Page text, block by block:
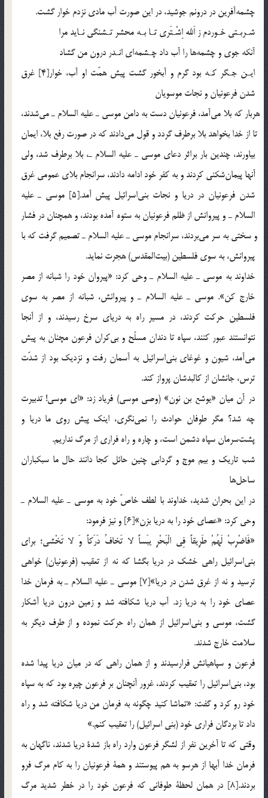
چشمه‎آفرين در درونم جوشيد، در اين صورت آب مادي نزدم خوار گشت.
شـربـتي خـوردم ز اَلله اِشْـتَري تـا بـه محشر تـشنگي نـايد مرا
آنكه جوي و چشمه‎ها را آب داد چـشمه‎اي انـدر درون من گشاد
ايـن جـگر كـه بود گرم و آبخور گشت پيش همّت او آب، خوار[4] غرق
شدن فرعونيان و نجات موسويان
هربار كه بلا مي‎آمد، فرعونيان دست به دامن موسي ـ عليه السلام ـ مي‎شدند،
تا از خدا بخواهد بلا برطرف گردد و قول مي‎دادند كه در صورت رفع بلا، ايمان
بياورند، چندين بار براثر دعاي موسي ـ عليه السلام ـ، بلا برطرف شد، ولي
آنها پيمان‎شكني كردند و به كفر خود ادامه دادند، سرانجام بلاي عمومي غرق
شدن فرعونيان در دريا و نجات بني‎اسرائيل پيش آمد.[5] موسي ـ عليه
السلام ـ و پيروانش از ظلم فرعونيان به ستوه آمده بودند، و همچنان در فشار
و سختي به سر مي‎بردند، سرانجام موسي ـ عليه السلام ـ تصميم گرفت كه با
پيروانش، به سوي فلسطين (بيت‎المقدس) هجرت نمايد.
خداوند به موسي ـ عليه السلام ـ وحي كرد: «پيروان خود را شبانه از مصر
خارج كن». موسي ـ عليه السلام ـ و پيروانش، شبانه از مصر به سوي
فلسطين حركت كردند، در مسير راه به درياي سرخ رسيدند، و از آنجا
نتوانستند عبور كنند، سپاه تا دندان مسلّح و بي‎كران فرعون مچنان به پيش
مي‎آمد، شيون و غوغاي بني‎اسرائيل به آسمان رفت و نزديك بود از شدّت
ترس، جانشان از كالبدشان پرواز كند.
در آن ميان «يوشع بن نون» (وصي موسي) فرياد زد: «اي موسي! تدبيرت
چه شد؟ مگر طوفان حوادث را نمي‎نگري، اينك پيش‎ روي ما دريا و
پشت‎سرمان سپاه دشمن است، و چاره و راه فراري از مرگ نداريم.
شب تاريك و بيم موج و گردابي چنين حائل كجا دانند حال ما سبكباران
ساحل‎ها
در اين بحران شديد، خداوند با لطف خاصّ خود به موسي ـ عليه السلام ـ
وحي كرد: «عصاي خود را به دريا بزن»[6] و نيز فرمود:
«فَاضْرِبْ لَهُمْ طَرِيقاً فِي الْبَحْرِ يبَساً لا تَخافُ دَرَكاً وَ لا تَخْشى؛ براي
بني‎اسرائيل راهي خشك در دريا بگشا كه نه از تعقيب (فرعونيان) خواهي
ترسيد و نه از غرق شدن در دريا»[7] موسي ـ عليه السلام ـ به فرمان خدا
عصاي خود را به دريا زد. آب دريا شكافته شد و زمين درون دريا آشكار
گشت، موسي و بني‎اسرائيل از همان راه حركت نموده و از طرف ديگر به
سلامت خارج شدند.
فرعون و سپاهيانش فرارسيدند و از همان راهي كه در ميان دريا پيدا شده
بود، بني‎اسرائيل را تعقيب كردند، غرور آنچنان بر فرعون چيره بود كه به سپاه
خود رو كرد و گفت: «تماشا كنيد چگونه به فرمان من دريا شكافته شد و راه
داد تا بردگان فراري خود (بني اسرائيل) را تعقيب كنم.»
وقتي كه تا آخرين نفر از لشگر فرعون وارد راه باز شدة دريا شدند، ناگهان به
فرمان خدا آبها از هرسو به هم پيوستند و همة فرعونيان را به كام مرگ فرو
بردند.[8] در همان لحظة طوفاني كه فرعون خود را در خطر شديد مرگ